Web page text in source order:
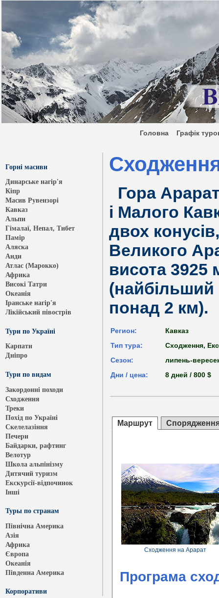
Головна Графік
Горні масиви
Динарське нагір'я
Кіпр
Масив Рувензорі
Кавказ
Альпи
Гімалаї, Непал, Тибет
Памір
Аляска
Анди
Атлас (Марокко)
Африка
Високі Татри
Океанія
Іранське нагір'я
Лікійський півострів
Тури по Україні
Карпати
Дніпро
Тури по видам
Закордонні походи
Сходження
Треки
Похід по Україні
Скелелазіння
Печери
Байдарки, рафтинг
Велотур
Школа альпінізму
Дитячий туризм
Екскурсії-відпочинок
Інші
Туры по странам
Північна Америка
Азія
Африка
Європа
Океанія
Південна Америка
Корпоративи
Гора
і Малого
двох
Великого
висота 3925
понад 2 км).
Регион:
Кавказ
Тип тура:
Сходження,
Сезон:
липень-
Дни / цена:
8 дней / 800 $
Маршрут
Сходження на Арарат
Програма